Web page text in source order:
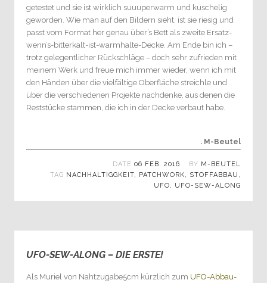
getestet und sie ist wirklich suuuperwarm und kuschelig
geworden. Wie man auf den Bildern sieht, ist sie riesig und
passt vom Format her genau über’s Bett als zweite Ersatz-
wenn’s-bitterkalt-ist-warmhalte-Decke. Am Ende bin ich –
trotz gelegentlicher Rückschläge – doch sehr zufrieden mit
meinem Werk und freue mich immer wieder, wenn ich mit
den Händen über die vielfältige Oberfläche streichle und
über die verschiedenen Projekte nachdenke, aus denen die
Reststücke stammen, die ich in der Decke verbaut habe.
. M-Beutel
DATE 06 FEB. 2016 BY M-BEUTEL
TAG NACHHALTIGGKEIT, PATCHWORK, STOFFABBAU ,
UFO, UFO-SEW-ALONG
UFO-SEW-ALONG – DIE ERSTE!
Als Muriel von Nahtzugabe5cm kürzlich zum UFO-Abbau-